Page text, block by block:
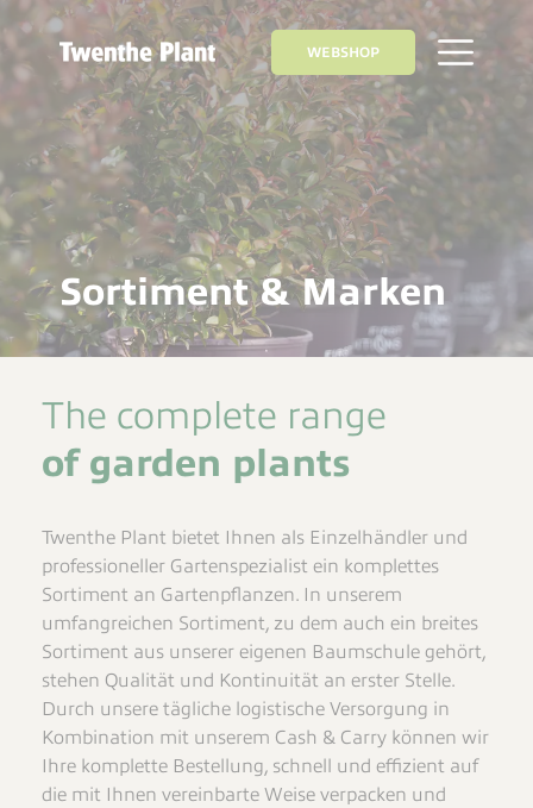
WEBSHOP
Sortiment & Marken
The complete range
of garden plants
Twenthe Plant bietet Ihnen als Einzelhändler und
professioneller Gartenspezialist ein komplettes
Sortiment an Gartenpflanzen. In unserem
umfangreichen Sortiment, zu dem auch ein breites
Sortiment aus unserer eigenen Baumschule gehört,
stehen Qualität und Kontinuität an erster Stelle.
Durch unsere tägliche logistische Versorgung in
Kombination mit unserem Cash & Carry können wir
Ihre komplette Bestellung, schnell und effizient auf
die mit Ihnen vereinbarte Weise verpacken und